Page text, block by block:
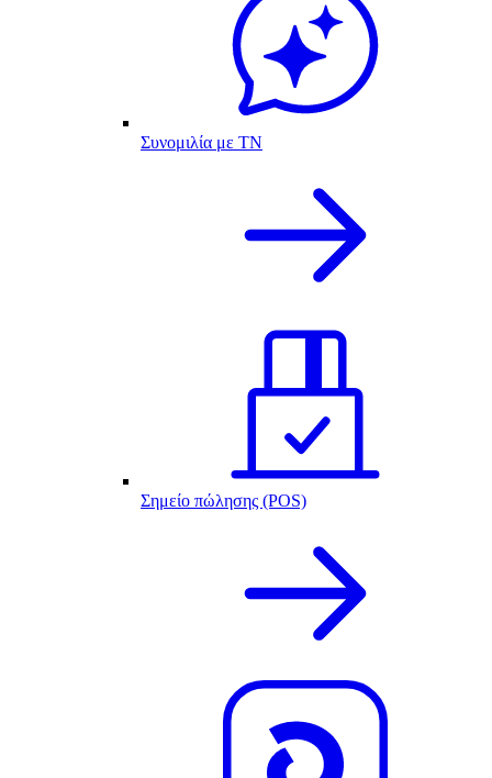
Συνομιλία με ΤΝ
Σημείο πώλησης (POS)